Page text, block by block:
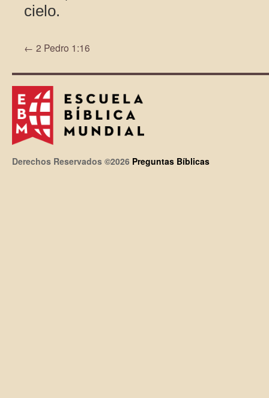
cielo.
← 2 Pedro 1:16
Derechos Reservados ©2026 Preguntas Bíblicas